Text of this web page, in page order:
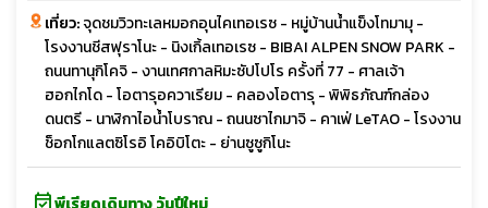
เที่ยว:จุดชมวิวทะเลหมอกอุนไคเทอเรซ - หมู่บ้านน้ำแข็งโทมามุ -
โรงงานชีสฟุราโนะ - นิงเกิ้ลเทอเรซ - BIBAI ALPEN SNOW PARK -
ถนนทานุกิโคจิ - งานเทศกาลหิมะซัปโปโร ครั้งที่ 77 - ศาลเจ้า
ฮอกไกโด - โอตารุอควาเรียม - คลองโอตารุ - พิพิธภัณฑ์กล่อง
ดนตรี - นาฬิกาไอน้ำโบราณ - ถนนซาไกมาจิ - คาเฟ่ LeTAO - โรงงาน
ช็อกโกแลตซิโรอิ โคอิบิโตะ - ย่านซูซูกิโนะ
event_available